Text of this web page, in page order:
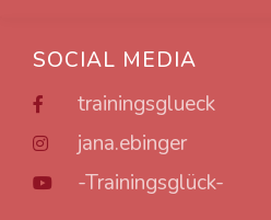
SOCIAL MEDIA
trainingsglueck
jana.ebinger
-Trainingsglück-